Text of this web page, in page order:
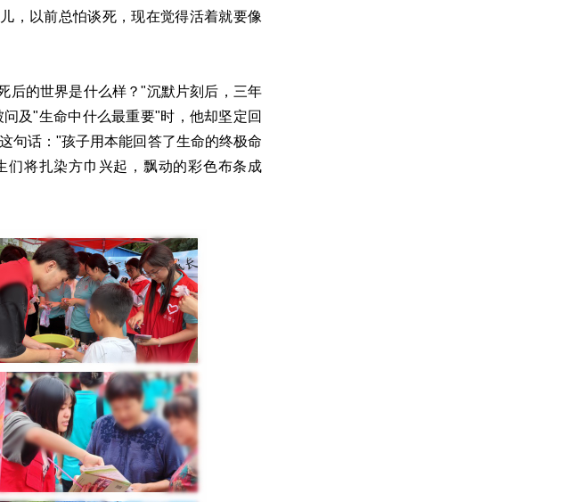
，以前总怕谈死，现在觉得活着就要像
后的世界是什么样？"沉默片刻后，三年
及"生命中什么最重要"时，他却坚定回
句话："孩子用本能回答了生命的终极命
将扎染方巾兴起，飘动的彩色布条成